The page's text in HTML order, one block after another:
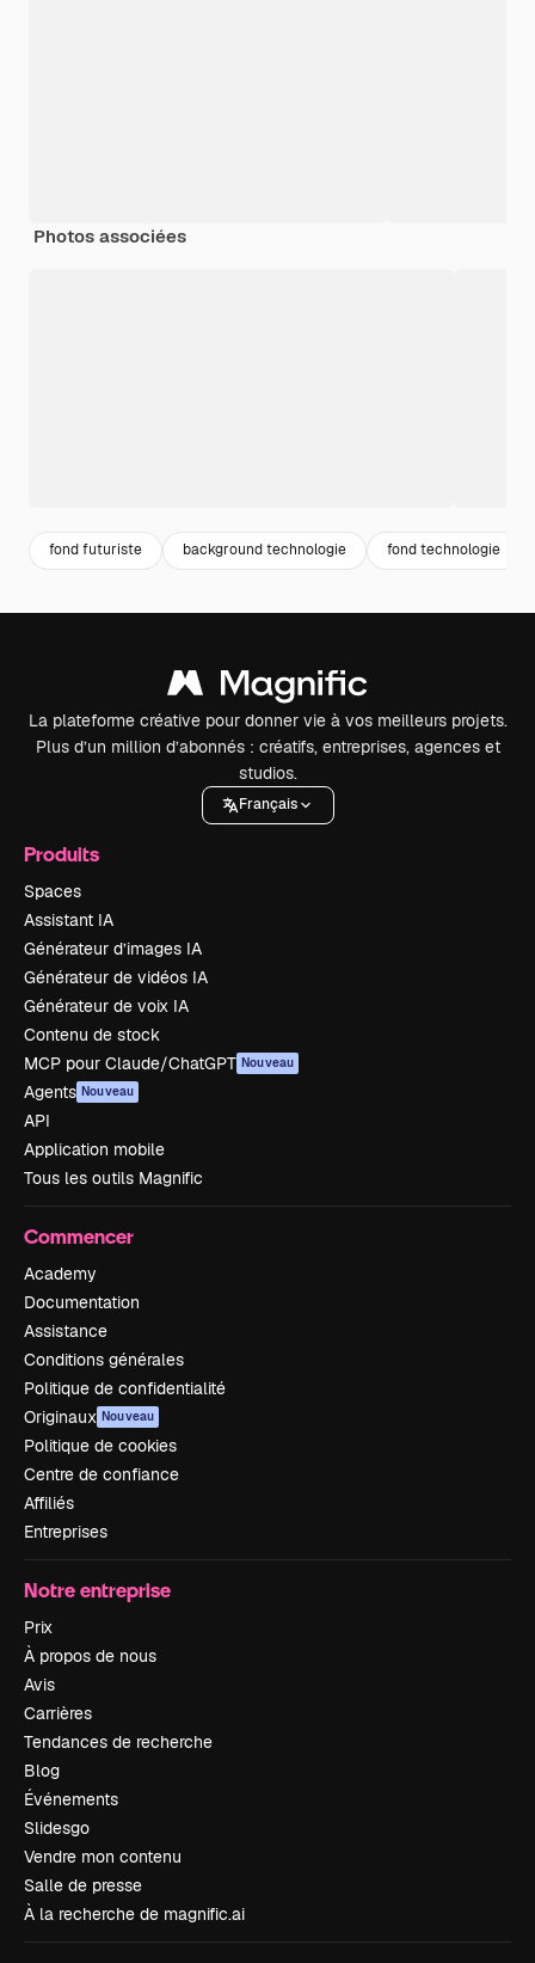
Photos associées
fond futuriste background technologie fond technologie
La plateforme créative pour donner vie à vos meilleurs projets.
Plus d’un million d’abonnés : créatifs, entreprises, agences et
studios.
Français
Produits
Spaces
Assistant IA
Générateur d’images IA
Générateur de vidéos IA
Générateur de voix IA
Contenu de stock
MCP pour Claude/ChatGPT Nouveau
Agents Nouveau
API
Application mobile
Tous les outils Magnific
Commencer
Academy
Documentation
Assistance
Conditions générales
Politique de confidentialité
Originaux Nouveau
Politique de cookies
Centre de confiance
Affiliés
Entreprises
Notre entreprise
Prix
À propos de nous
Avis
Carrières
Tendances de recherche
Blog
Événements
Slidesgo
Vendre mon contenu
Salle de presse
À la recherche de magnific.ai